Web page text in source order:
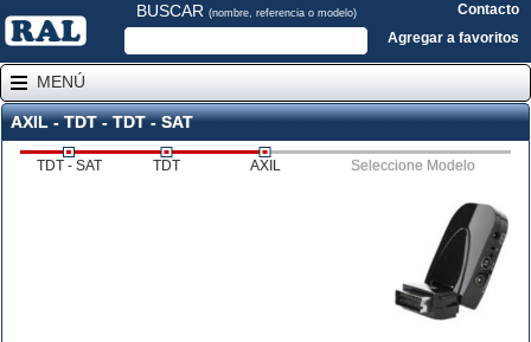
BUSCAR (nombre, referencia o modelo)
Contacto
Agregar a favoritos
MENÚ
AXIL - TDT - TDT - SAT
TDT - SAT TDT AXIL Seleccione Modelo